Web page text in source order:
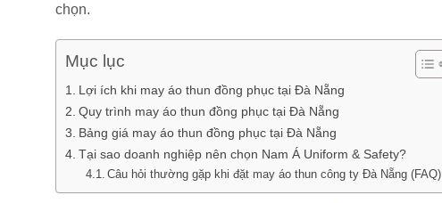
chọn.
Mục lục
Lợi ích khi may áo thun đồng phục tại Đà Nẵng
Quy trình may áo thun đồng phục tại Đà Nẵng
Bảng giá may áo thun đồng phục tại Đà Nẵng
Tại sao doanh nghiệp nên chọn Nam Á Uniform & Safety?
Câu hỏi thường gặp khi đặt may áo thun công ty Đà Nẵng (FAQ)